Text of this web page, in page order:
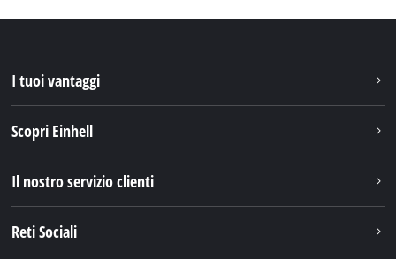
I tuoi vantaggi
Scopri Einhell
Il nostro servizio clienti
Reti Sociali